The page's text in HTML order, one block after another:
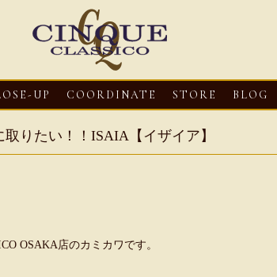
UP COORDINATE STORE BLOG
りたい！！ISAIA【イザイア】
OSAKA店のカミカワです。